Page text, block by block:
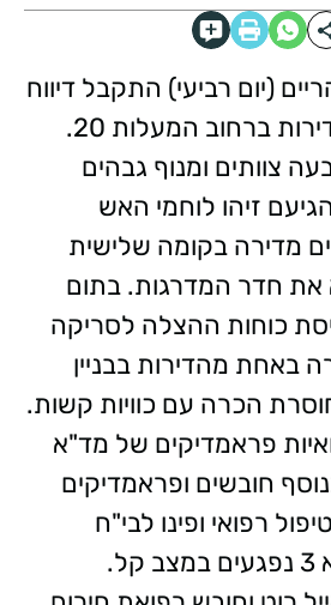
(יום רביעי) התקבל דיווח
על שריפה בבניין דירות ברחוב המעלות 20.
צוותים ומנוף גבהים
זיהו לוחמי האש
מדירה בקומה שלישית
את חדר המדרגות. בתום
כוחות ההצלה לסריקה
באחת מהדירות בבניין
כבת 80 מחוסרת הכרה עם כוויות קשות.
פראמדיקים של מד"א
חובשים ופראמדיקים
רפואי ופינו לבי"ח
שמיר-אסף הרופא 3 נפגעים במצב קל.